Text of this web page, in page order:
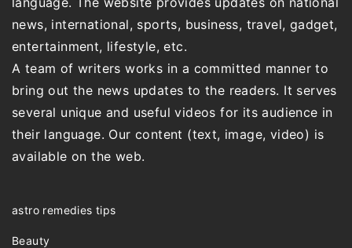
news, international, sports, business, travel, gadget,
entertainment, lifestyle, etc.
A team of writers works in a committed manner to
bring out the news updates to the readers. It serves
several unique and useful videos for its audience in
their language. Our content (text, image, video) is
available on the web.
astro remedies tips
Beauty